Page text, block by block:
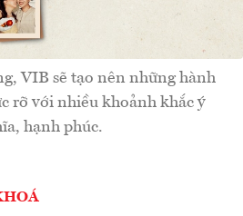
VIB sẽ tạo nên những hành
rỡ với nhiều khoảnh khắc ý
hạnh phúc.